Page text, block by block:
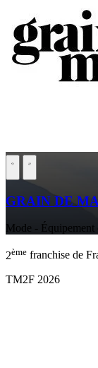
GRAIN DE
Mode - Équipement
2ème franchise de
TM2F 2026